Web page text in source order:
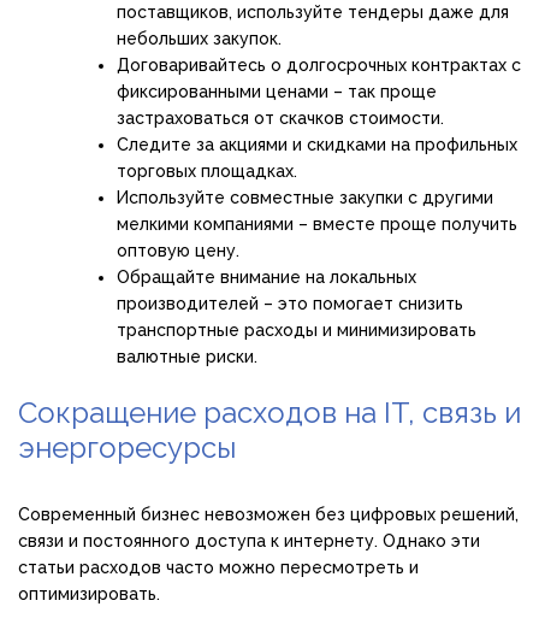
поставщиков, используйте тендеры даже для
небольших закупок.
Договаривайтесь о долгосрочных контрактах с
фиксированными ценами – так проще
застраховаться от скачков стоимости.
Следите за акциями и скидками на профильных
торговых площадках.
Используйте совместные закупки с другими
мелкими компаниями – вместе проще получить
оптовую цену.
Обращайте внимание на локальных
производителей – это помогает снизить
транспортные расходы и минимизировать
валютные риски.
Сокращение расходов на IT, связь и
энергоресурсы
Современный бизнес невозможен без цифровых решений,
связи и постоянного доступа к интернету. Однако эти
статьи расходов часто можно пересмотреть и
оптимизировать.